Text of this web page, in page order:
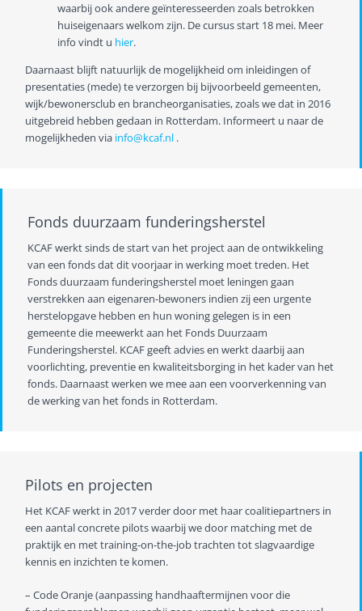
waarbij ook andere geïnteresseerden zoals betrokken
huiseigenaars welkom zijn. De cursus start 18 mei. Meer
info vindt u hier.
Daarnaast blijft natuurlijk de mogelijkheid om inleidingen of
presentaties (mede) te verzorgen bij bijvoorbeeld gemeenten,
wijk/bewonersclub en brancheorganisaties, zoals we dat in 2016
uitgebreid hebben gedaan in Rotterdam. Informeert u naar de
mogelijkheden via info@kcaf.nl .
Fonds duurzaam funderingsherstel
KCAF werkt sinds de start van het project aan de ontwikkeling
van een fonds dat dit voorjaar in werking moet treden. Het
Fonds duurzaam funderingsherstel moet leningen gaan
verstrekken aan eigenaren-bewoners indien zij een urgente
herstelopgave hebben en hun woning gelegen is in een
gemeente die meewerkt aan het Fonds Duurzaam
Funderingsherstel. KCAF geeft advies en werkt daarbij aan
voorlichting, preventie en kwaliteitsborging in het kader van het
fonds. Daarnaast werken we mee aan een voorverkenning van
de werking van het fonds in Rotterdam.
Pilots en projecten
Het KCAF werkt in 2017 verder door met haar coalitiepartners in
een aantal concrete pilots waarbij we door matching met de
praktijk en met training-on-the-job trachten tot slagvaardige
kennis en inzichten te komen.
– Code Oranje (aanpassing handhaaftermijnen voor die